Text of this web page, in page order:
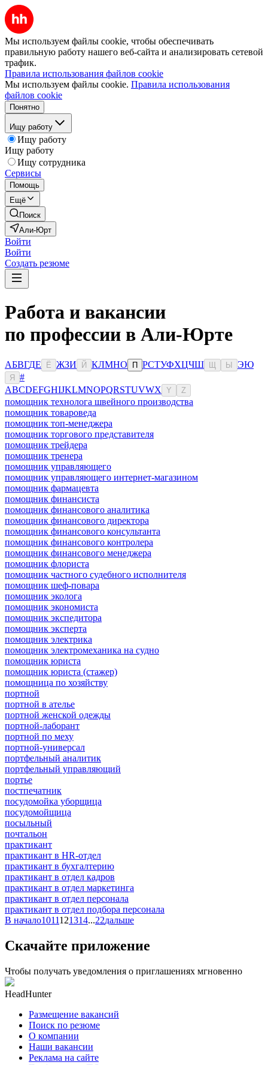
Мы используем файлы cookie, чтобы обеспечивать
правильную работу нашего веб-сайта и анализировать сетевой
трафик.
Правила использования файлов cookie
Мы используем файлы cookie. Правила использования
файлов cookie
Понятно
Ищу работу
Ищу работу
Ищу работу
Ищу сотрудника
Сервисы
Помощь
Ещё
Поиск
Али-Юрт
Войти
Войти
Создать резюме
Работа и вакансии
по профессии в Али-Юрте
АБВГДЕ Ё ЖЗИ Й КЛМНО П РСТУФХЦЧШ Ы ЭЮ
Я
#
ABCDEFGHIJKLMNOPQRSTUVWX Y Z
помощник технолога швейного производства
помощник товароведа
помощник топ-менеджера
помощник торгового представителя
помощник трейдера
помощник тренера
помощник управляющего
помощник управляющего интернет-магазином
помощник фармацевта
помощник финансиста
помощник финансового аналитика
помощник финансового директора
помощник финансового консультанта
помощник финансового контролера
помощник финансового менеджера
помощник флориста
помощник частного судебного исполнителя
помощник шеф-повара
помощник эколога
помощник экономиста
помощник экспедитора
помощник эксперта
помощник электрика
помощник электромеханика на судно
помощник юриста
помощник юриста (стажер)
помощница по хозяйству
портной
портной в ателье
портной женской одежды
портной-лаборант
портной по меху
портной-универсал
портфельный аналитик
портфельный управляющий
портье
постпечатник
посудомойка уборщица
посудомойщица
посыльный
почтальон
практикант
практикант в HR-отдел
практикант в бухгалтерию
практикант в отдел кадров
практикант в отдел маркетинга
практикант в отдел персонала
практикант в отдел подбора персонала
В начало1011121314...22дальше
Скачайте приложение
Чтобы получать уведомления о приглашениях мгновенно
HeadHunter
Размещение вакансий
Поиск по резюме
О компании
Наши вакансии
Реклама на сайте